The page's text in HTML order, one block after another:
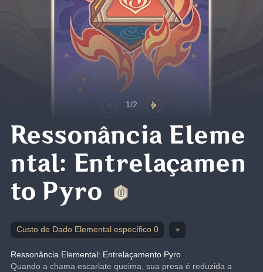
1/2
Ressonância Eleme
ntal: Entrelaçamen
to Pyro
Custo de Dado Elemental específico 0
Ressonância Elemental: Entrelaçamento Pyro
Quando a chama escarlate queima, sua presa é reduzida a